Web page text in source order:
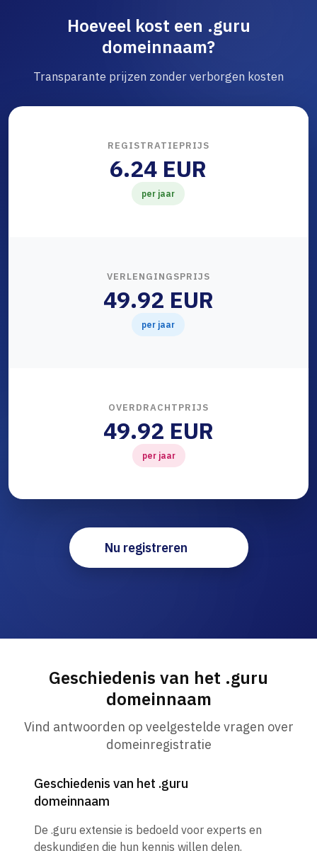
Hoeveel kost een .guru
domeinnaam?
Transparante prijzen zonder verborgen kosten
REGISTRATIEPRIJS
6.24 EUR
per jaar
VERLENGINGSPRIJS
49.92 EUR
per jaar
OVERDRACHTPRIJS
49.92 EUR
per jaar
Nu registreren
Geschiedenis van het .guru
domeinnaam
Vind antwoorden op veelgestelde vragen over
domeinregistratie
Geschiedenis van het .guru
domeinnaam
De .guru extensie is bedoeld voor experts en
deskundigen die hun kennis willen delen.